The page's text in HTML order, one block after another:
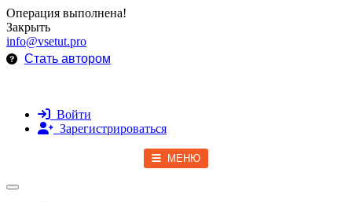
Операция выполнена!
Закрыть
info@vsetut.pro
Стать автором
Войти
Зарегистрироваться
МЕНЮ
Toggle navigation